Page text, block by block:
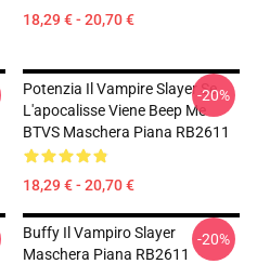
18,29 € - 20,70 €
Potenzia Il Vampire Slayer Se
L'apocalisse Viene Beep Me
BTVS Maschera Piana RB2611
18,29 € - 20,70 €
-20%
Buffy Il Vampiro Slayer
Maschera Piana RB2611
-20%